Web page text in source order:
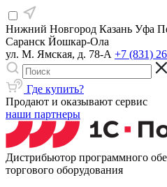
Нижний Новгород Казань Уфа
Саранск Йошкар-Ола
ул. М. Ямская, д. 78-А +7 (831)
Где купить?
Продают и оказывают сервис
наши партнеры
Дистрибьютор программного
торгового оборудования